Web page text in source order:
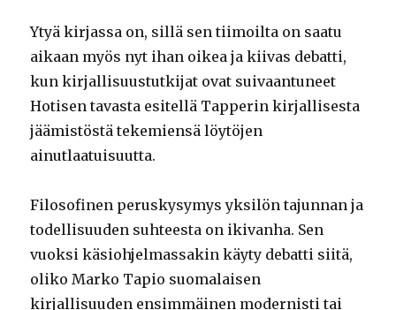
Ytyä kirjassa on, sillä sen tiimoilta on saatu
aikaan myös nyt ihan oikea ja kiivas debatti,
kun kirjallisuustutkijat ovat suivaantuneet
Hotisen tavasta esitellä Tapperin kirjallisesta
jäämistöstä tekemiensä löytöjen
ainutlaatuisuutta.
Filosofinen peruskysymys yksilön tajunnan ja
todellisuuden suhteesta on ikivanha. Sen
vuoksi käsiohjelmassakin käyty debatti siitä,
oliko Marko Tapio suomalaisen
kirjallisuuden ensimmäinen modernisti tai